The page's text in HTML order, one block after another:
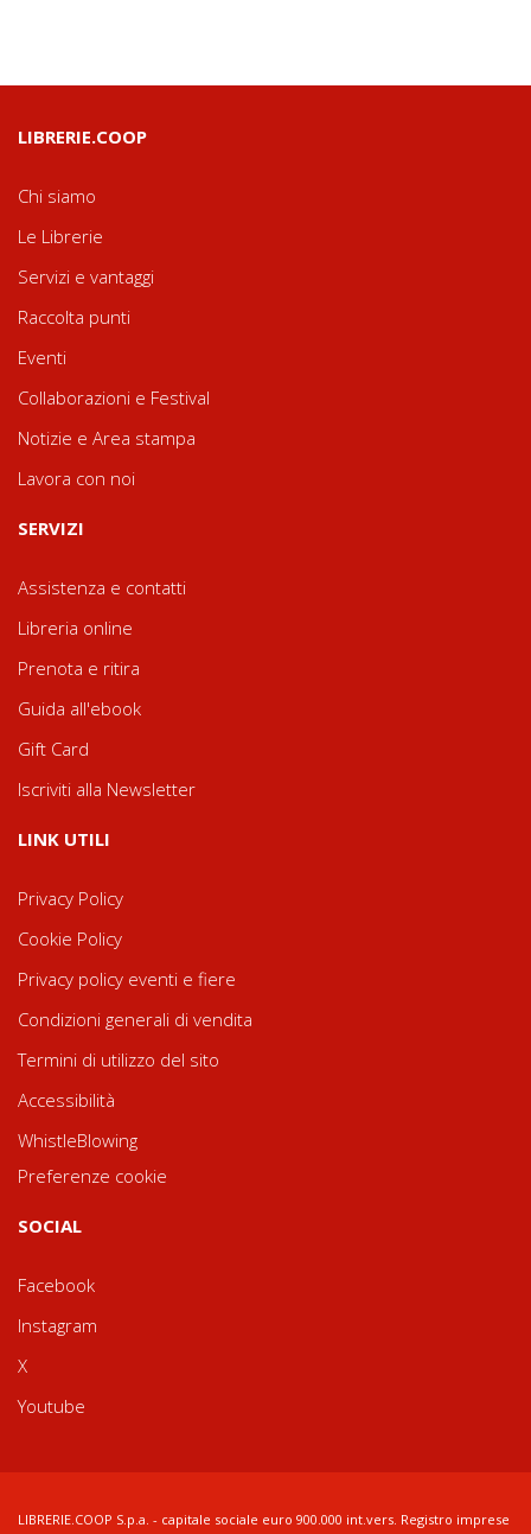
LIBRERIE.COOP
Chi siamo
Le Librerie
Servizi e vantaggi
Raccolta punti
Eventi
Collaborazioni e Festival
Notizie e Area stampa
Lavora con noi
SERVIZI
Assistenza e contatti
Libreria online
Prenota e ritira
Guida all'ebook
Gift Card
Iscriviti alla Newsletter
LINK UTILI
Privacy Policy
Cookie Policy
Privacy policy eventi e fiere
Condizioni generali di vendita
Termini di utilizzo del sito
Accessibilità
WhistleBlowing
Preferenze cookie
SOCIAL
Facebook
Instagram
X
Youtube
LIBRERIE.COOP S.p.a. - capitale sociale euro 900.000 int.vers. Registro imprese